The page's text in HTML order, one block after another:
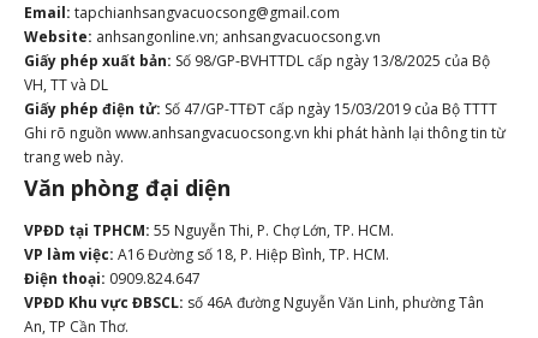
Email: tapchianhsangvacuocsong@gmail.com
Website: anhsangonline.vn; anhsangvacuocsong.vn
Giấy phép xuất bản: Số 98/GP-BVHTTDL cấp ngày 13/8/2025 của Bộ
VH, TT và DL
Giấy phép điện tử: Số 47/GP-TTĐT cấp ngày 15/03/2019 của Bộ TTTT
Ghi rõ nguồn www.anhsangvacuocsong.vn khi phát hành lại thông tin từ
trang web này.
Văn phòng đại diện
VPĐD tại TPHCM: 55 Nguyễn Thi, P. Chợ Lớn, TP. HCM.
VP làm việc: A16 Đường số 18, P. Hiệp Bình, TP. HCM.
Điện thoại: 0909.824.647
VPĐD Khu vực ĐBSCL: số 46A đường Nguyễn Văn Linh, phường Tân
An, TP Cần Thơ.